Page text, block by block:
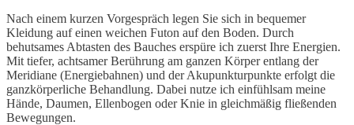
Nach einem kurzen Vorgespräch legen Sie sich in bequemer
Kleidung auf einen weichen Futon auf den Boden. Durch
behutsames Abtasten des Bauches erspüre ich zuerst Ihre Energien.
Mit tiefer, achtsamer Berührung am ganzen Körper entlang der
Meridiane (Energiebahnen) und der Akupunkturpunkte erfolgt die
ganzkörperliche Behandlung. Dabei nutze ich einfühlsam meine
Hände, Daumen, Ellenbogen oder Knie in gleichmäßig fließenden
Bewegungen.